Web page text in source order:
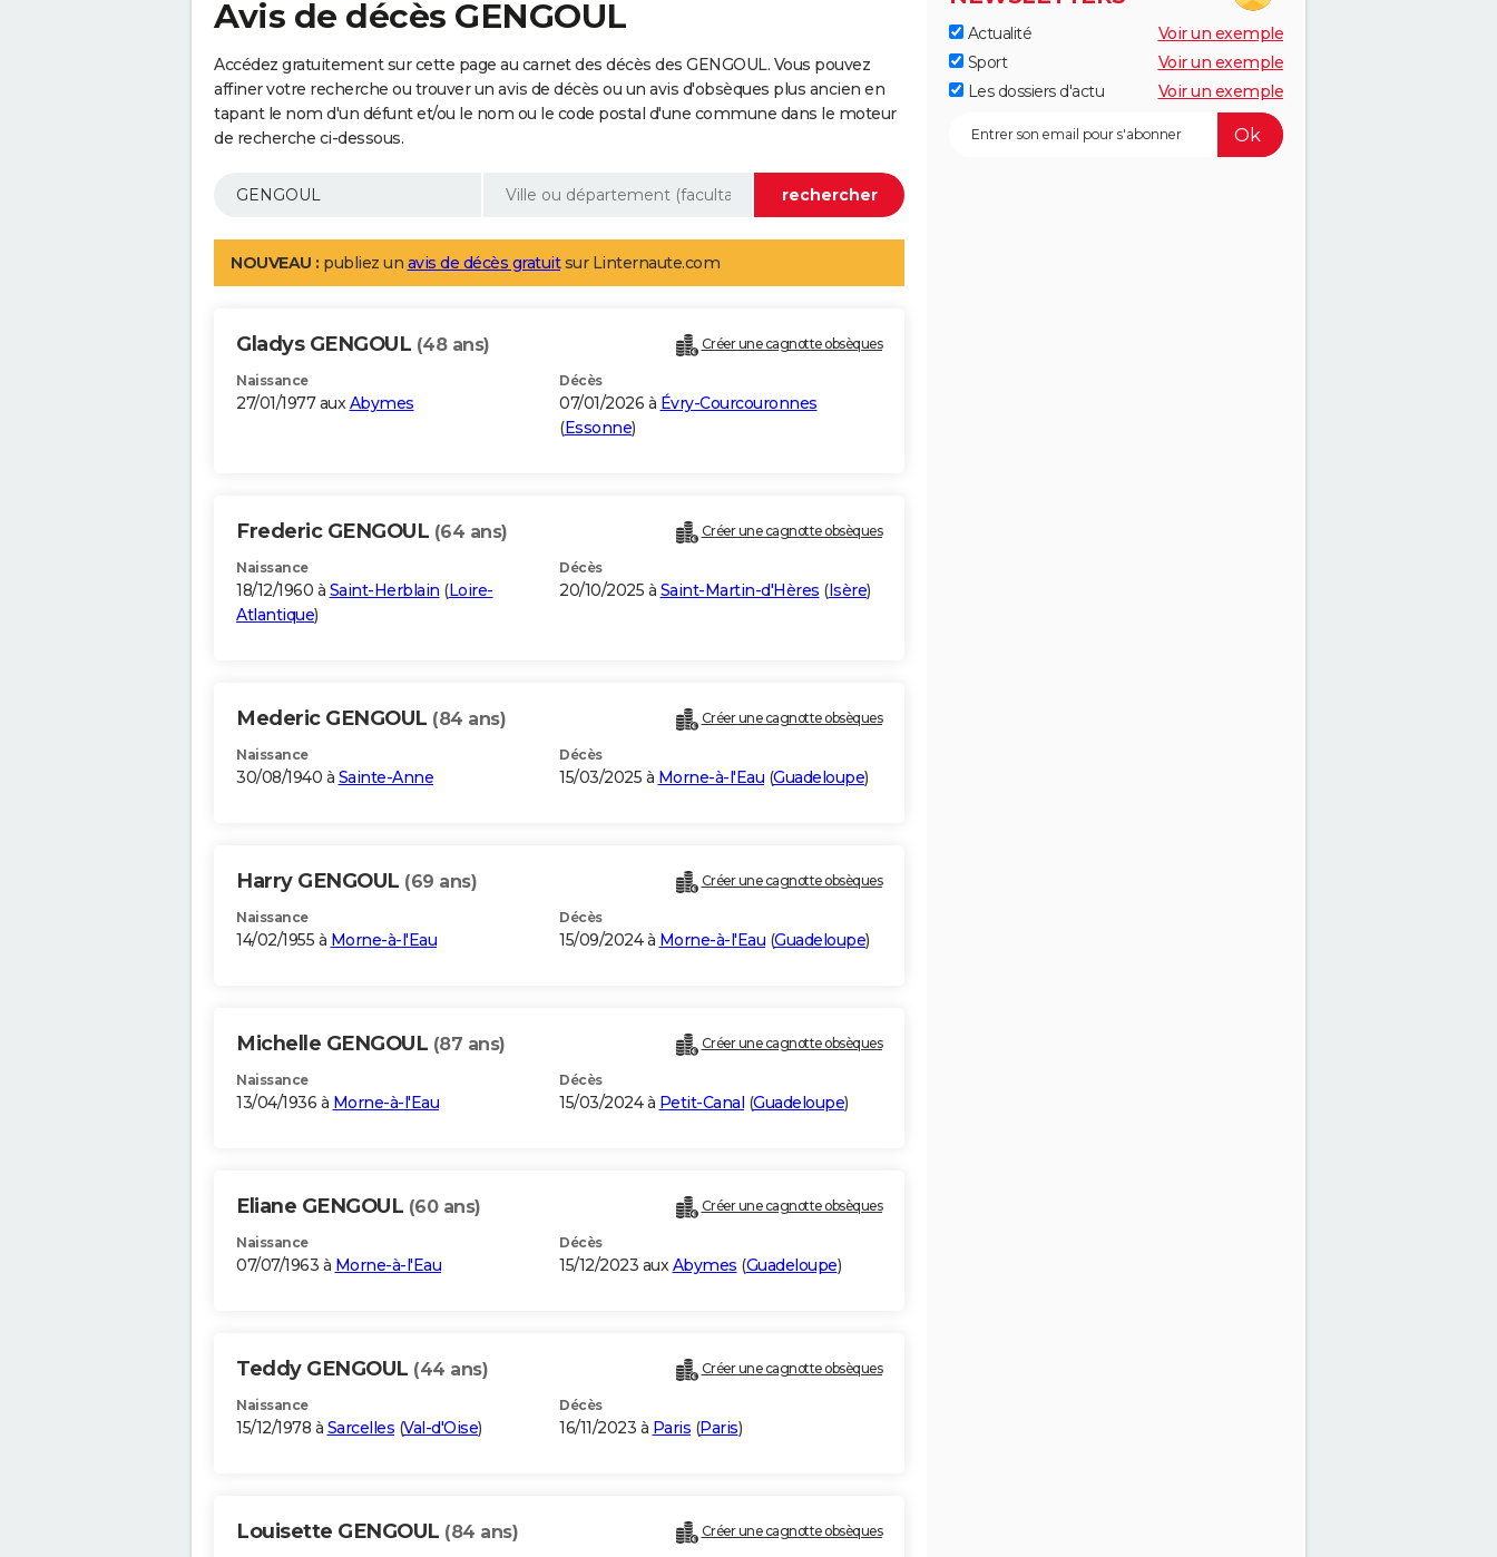
Avis de décès GENGOUL
Accédez gratuitement sur cette page au carnet des décès des GENGOUL. Vous pouvez
affiner votre recherche ou trouver un avis de décès ou un avis d'obsèques plus ancien en
tapant le nom d'un défunt et/ou le nom ou le code postal d'une commune dans le moteur
de recherche ci-dessous.
NOUVEAU : publiez un avis de décès gratuitsur Linternaute.com
Gladys GENGOUL (48 ans) Créer une cagnotte obsèques
Naissance
27/01/1977 auxAbymes
Décès
07/01/2026 à Évry-Courcouronnes
(Essonne)
Frederic GENGOUL (64 ans) Créer une cagnotte obsèques
Naissance
18/12/1960 à Saint-Herblain (Loire-
Atlantique)
Décès
20/10/2025 à Saint-Martin-d'Hères (Isère)
Mederic GENGOUL (84 ans) Créer une cagnotte obsèques
Naissance
30/08/1940 à Sainte-Anne
Décès
15/03/2025 à Morne-à-l'Eau (Guadeloupe)
Harry GENGOUL (69 ans) Créer une cagnotte obsèques
Naissance
14/02/1955 à Morne-à-l'Eau
Décès
15/09/2024 à Morne-à-l'Eau (Guadeloupe)
Michelle GENGOUL (87 ans) Créer une cagnotte obsèques
Naissance
13/04/1936 à Morne-à-l'Eau
Décès
15/03/2024 à Petit-Canal (Guadeloupe)
Eliane GENGOUL (60 ans) Créer une cagnotte obsèques
Naissance
07/07/1963 à Morne-à-l'Eau
Décès
15/12/2023 auxAbymes (Guadeloupe)
Teddy GENGOUL (44 ans) Créer une cagnotte obsèques
Naissance
15/12/1978 à Sarcelles (Val-d'Oise)
Décès
16/11/2023 à Paris (Paris)
Louisette GENGOUL (84 ans) Créer une cagnotte obsèques
Actualité
Voir un exemple
Sport
Voir un exemple
Les dossiers d'actu
Voir un exemple